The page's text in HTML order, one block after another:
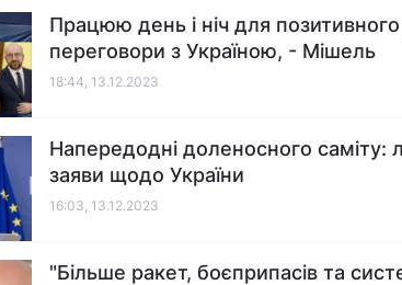
Працюю день і ніч для
переговори з Україною, - Мішель
18:44, 13.12.2023
Напередодні доленосного саміту:
заяви щодо України
16:03, 13.12.2023
"Більше ракет, боєприпасів та